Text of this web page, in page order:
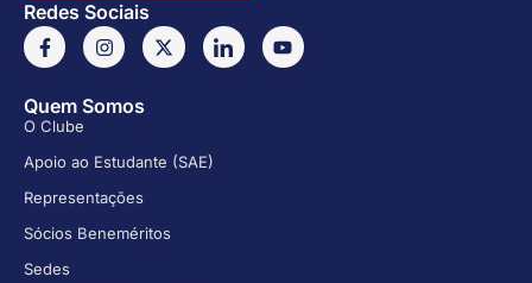
Redes Sociais
Quem Somos
O Clube
Apoio ao Estudante (SAE)
Representações
Sócios Beneméritos
Sedes